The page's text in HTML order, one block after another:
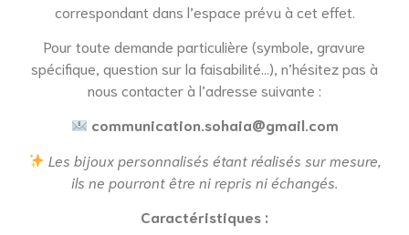
correspondant dans l’espace prévu à cet effet.
Pour toute demande particulière (symbole, gravure
spécifique, question sur la faisabilité…), n’hésitez pas à
nous contacter à l’adresse suivante :
communication.sohaia@gmail.com
Les bijoux personnalisés étant réalisés sur mesure,
ils ne pourront être ni repris ni échangés.
Caractéristiques :